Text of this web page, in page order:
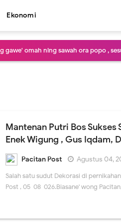
Ekonomi
gawe' omah ning sawah ora popo ,
konco koncone pak guru sekitar
ceblok , iso iso mestere' bar
, Bupati Pacitan ojo melu melu
jembrung koyo TPA , Saiki Keren lan
Pildun , Blas ora netral Manut
daya tarik wisatawan Pantai Pancer
Mantenan Putri Bos Sukses
Enek Wigung , Gus Iqdam,
Pacitan Post
Agustus 04,
Salah satu sudut Dekorasi di
Post , 05-08-026.Biasane' wong